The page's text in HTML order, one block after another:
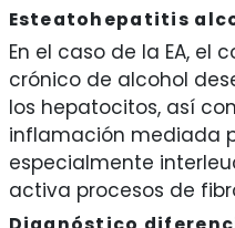
Esteatohepatitis
En el caso de la EA, el
crónico de alcohol
los hepatocitos, así
inflamación mediada
especialmente
activa procesos de